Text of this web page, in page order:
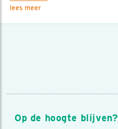
lees meer
Op de hoogte blijven?